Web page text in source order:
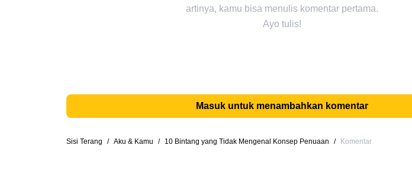
artinya, kamu bisa menulis komentar pertama.
Ayo tulis!
Masuk untuk menambahkan komentar
Sisi Terang / Aku & Kamu / 10 Bintang yang Tidak Mengenal Konsep Penuaan / Komentar